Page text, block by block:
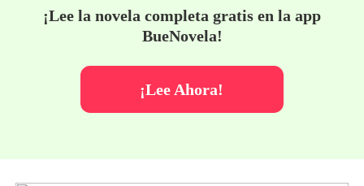
¡Lee la novela completa gratis en la app
BueNovela!
¡Lee Ahora!